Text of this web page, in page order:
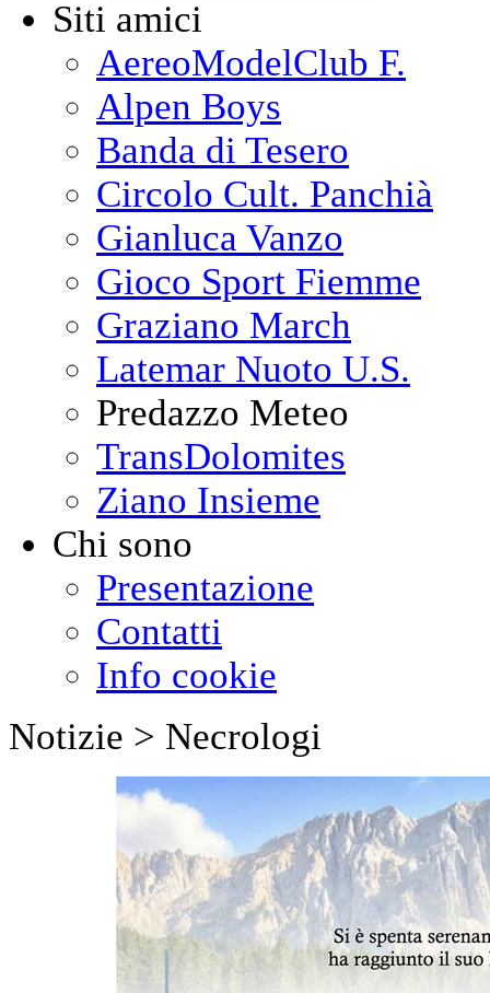
Siti amici
AereoModelClub F.
Alpen Boys
Banda di Tesero
Circolo Cult. Panchià
Gianluca Vanzo
Gioco Sport Fiemme
Graziano March
Latemar Nuoto U.S.
Predazzo Meteo
TransDolomites
Ziano Insieme
Chi sono
Presentazione
Contatti
Info cookie
Notizie > Necrologi